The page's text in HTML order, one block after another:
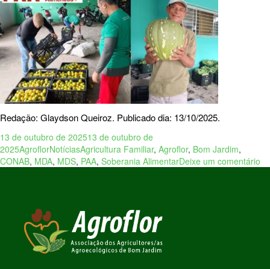
Redação: Glaydson Queiroz. Publicado dia: 13/10/2025.
13 de outubro de 202513 de outubro de
2025AgroflorNotíciasAgricultura Familiar, Agroflor, Bom Jardim,
CONAB, MDA, MDS, PAA, Soberania AlimentarDeixe um comentário